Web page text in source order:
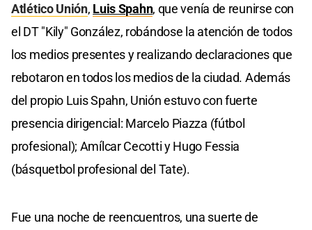
Atlético Unión, Luis Spahn, que venía de reunirse con
el DT "Kily" González, robándose la atención de todos
los medios presentes y realizando declaraciones que
rebotaron en todos los medios de la ciudad. Además
del propio Luis Spahn, Unión estuvo con fuerte
presencia dirigencial: Marcelo Piazza (fútbol
profesional); Amílcar Cecotti y Hugo Fessia
(básquetbol profesional del Tate).
Fue una noche de reencuentros, una suerte de